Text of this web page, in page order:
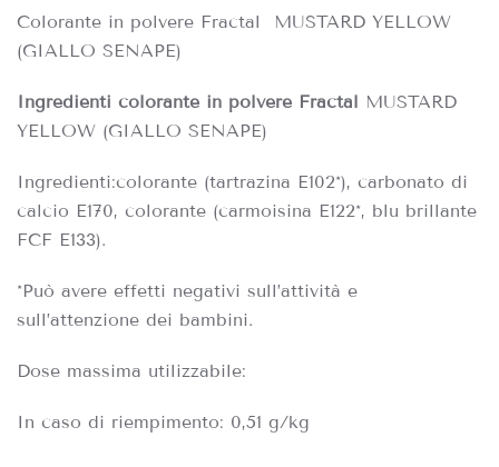
Colorante in polvere Fractal MUSTARD YELLOW
(GIALLO SENAPE)
Ingredienti colorante in polvere Fractal MUSTARD
YELLOW (GIALLO SENAPE)
Ingredienti:colorante (tartrazina E102*), carbonato di
calcio E170, colorante (carmoisina E122*, blu brillante
FCF E133).
*Può avere effetti negativi sull’attività e
sull’attenzione dei bambini.
Dose massima utilizzabile:
In caso di riempimento: 0,51 g/kg